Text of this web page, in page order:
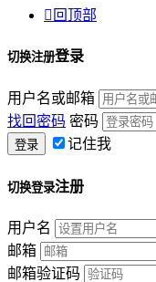
 回顶部
切换注册登录
用户名或邮箱
找回密码 密码
记住我
切换登录注册
用户名
邮箱
邮箱验证码